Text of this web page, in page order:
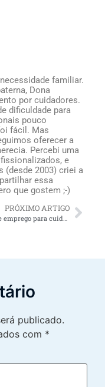
familiar.
Dona
por cuidadores.
dificuldade para
pouco
fácil. Mas
oferecer a
Percebi uma
e
(desde 2003) criei a
essa
que gostem ;-)
PRÓXIMO ARTIGO
publicado.
com *